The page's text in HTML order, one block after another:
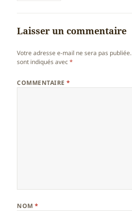
Laisser un commentaire
Votre adresse e-mail ne sera pas publiée.
sont indiqués avec*
COMMENTAIRE*
NOM*